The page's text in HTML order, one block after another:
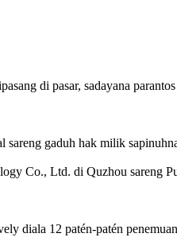
di pasar, sadayana
sareng gaduh hak milik
Co., Ltd. di Quzhou sareng
diala 12 patén-patén